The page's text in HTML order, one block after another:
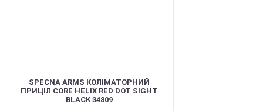
SPECNA ARMS КОЛІМАТОРНИЙ
ПРИЦІЛ CORE HELIX RED DOT SIGHT
BLACK 34809